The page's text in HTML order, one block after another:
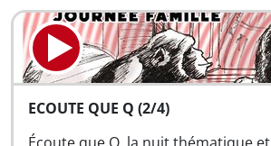
ECOUTE QUE Q (2/4)